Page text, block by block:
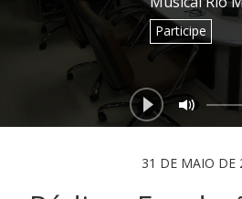
Participe
31 DE MAIO DE